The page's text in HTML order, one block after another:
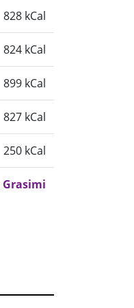
828 kCal
824 kCal
899 kCal
827 kCal
250 kCal